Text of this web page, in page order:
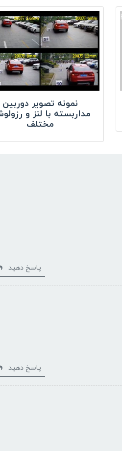
نمونه تصویر دوربین
مداربسته با لنز و
مختلف
پاسخ دهید
پاسخ دهید